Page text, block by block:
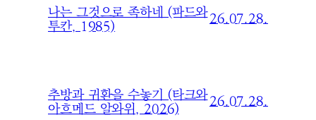
나는 그것으로 족하네 (파드와
투칸, 1985) 26.07.28.
추방과 귀환을 수놓기 (타크와
아흐메드 알와위, 2026) 26.07.28.